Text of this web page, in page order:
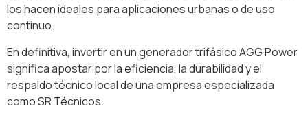
los hacen ideales para aplicaciones urbanas o de uso
continuo.
En definitiva, invertir en un generador trifásico AGG Power
significa apostar por la eficiencia, la durabilidad y el
respaldo técnico local de una empresa especializada
como SR Técnicos.